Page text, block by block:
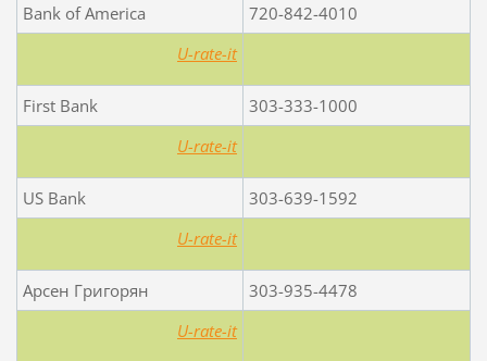
Bank of America
720-842-4010
U-rate-it
First Bank
303-333-1000
U-rate-it
US Bank
303-639-1592
U-rate-it
Арсен Григорян
303-935-4478
U-rate-it